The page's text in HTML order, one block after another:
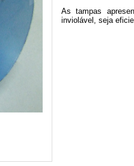
As tampas
inviolável, seja